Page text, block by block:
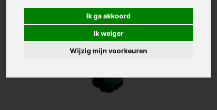
Ik ga akkoord
Ik weiger
Wijzig mijn voorkeuren